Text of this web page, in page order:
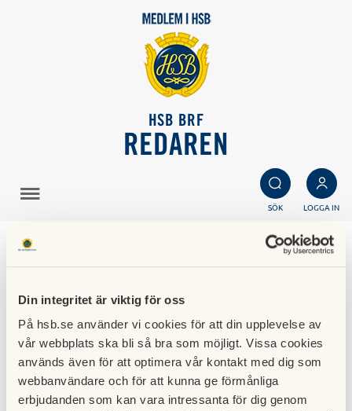
Din integritet är viktig för oss
På hsb.se använder vi cookies för att din upplevelse av
vår webbplats ska bli så bra som möjligt. Vissa cookies
används även för att optimera vår kontakt med dig som
webbanvändare och för att kunna ge förmånliga
erbjudanden som kan vara intressanta för dig genom
HSB BRF
REDAREN
SÖK LOGGA IN
Spiskåpa Pandora från
LGG